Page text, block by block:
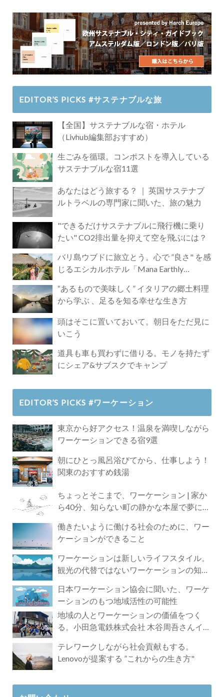
EDITOR’S PICKS #サステナブルな旅
【全国】サステナブルな宿・ホテル
（Livhub編集部おすすめ）
生ごみを循環。コンポストを導入している
サステナブルな宿11選
あなたはどう旅する？ ｜ 英国サステナブ
ルトラベルの専門家に聞いた、旅の魅力
"できるだけサステナブルに飛行機に乗り
たい" CO2排出量を抑えて空を飛ぶには？
バリ島ウブドに旅立とう。心で ”良さ" を感
じるエシカルホテル「Mana Earthly
“あるもので美味しく” イタリアの郷土料理
から学ぶ 、足るを知る幸せな生き方
頭はそこに置いておいて。朝日をただ見に
いこう
道具も車も買わずに借りる。モノを持たず
にシェア&サブスクでキャンプ
EDITOR’S PICKS #ワーケーション
東京から好アクセス！温泉を満喫しながら
ワーケーションできる宿9選
朝にひとっ風呂浴びてから、仕事しよう！
関東のおすすめ銭湯
ちょっとそこまで、ワーケーション | 家か
ら40分、知らない町の静かな本屋で夢に近
働きたいように働ける社会のために、ワー
ケーションができること
ワーケーションは新しいライフスタイル。
観光の代替ではないワーケーションの知ら
日本ワーケーション協会に聞いた、ワーケ
ーションのもつ地域活性の可能性
地域の人とワーケーションの価値をつく
る。小田急電鉄株式会社 木谷周吾さんイン
テレワークしながら社会貢献もする。
Lenovoが提案する ”これからの生き方"